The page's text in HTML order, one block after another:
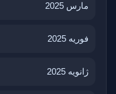
مارس 2025
فوریه 2025
ژانویه 2025